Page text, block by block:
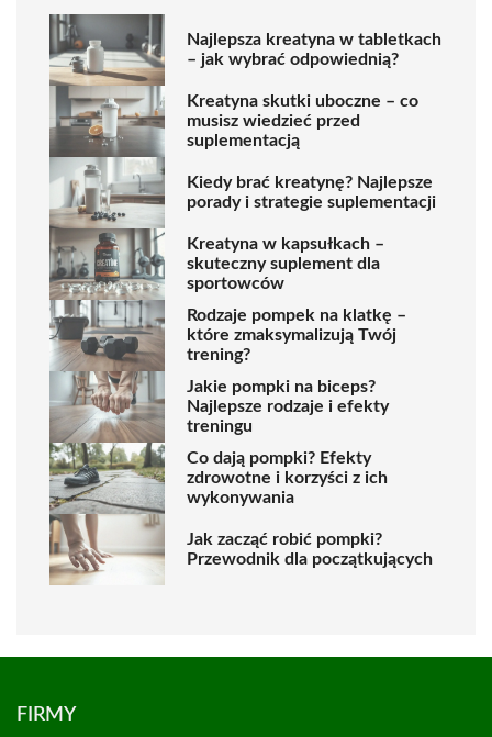
Najlepsza kreatyna w tabletkach
– jak wybrać odpowiednią?
Kreatyna skutki uboczne – co
musisz wiedzieć przed
suplementacją
Kiedy brać kreatynę? Najlepsze
porady i strategie suplementacji
Kreatyna w kapsułkach –
skuteczny suplement dla
sportowców
Rodzaje pompek na klatkę –
które zmaksymalizują Twój
trening?
Jakie pompki na biceps?
Najlepsze rodzaje i efekty
treningu
Co dają pompki? Efekty
zdrowotne i korzyści z ich
wykonywania
Jak zacząć robić pompki?
Przewodnik dla początkujących
FIRMY